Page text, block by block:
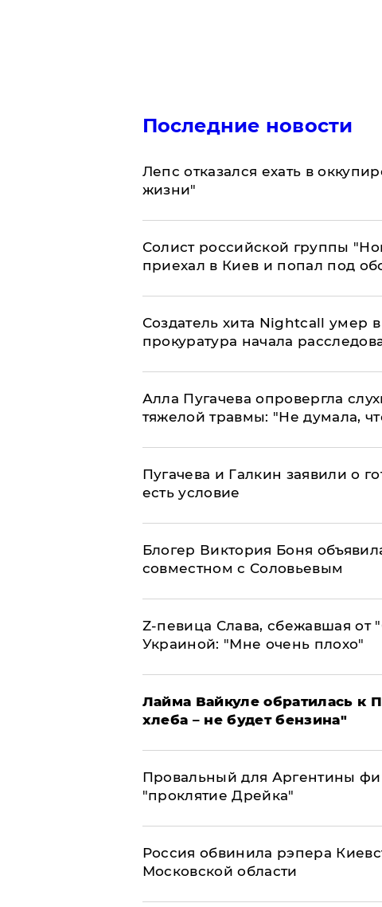
Последние новости
Лепс отказался ехать в
жизни"
Солист российской группы
приехал в Киев и попал под
Создатель хита Nightcall умер
прокуратура начала
Алла Пугачева опровергла
тяжелой травмы: "Не думала,
Пугачева и Галкин заявили о
есть условие
Блогер Виктория Боня
совместном с Соловьевым
Z-певица Слава, сбежавшая от
Украиной: "Мне очень плохо"
Лайма Вайкуле обратилась к
хлеба – не будет бензина"
Провальный для Аргентины
"проклятие Дрейка"
Россия обвинила рэпера
Московской области